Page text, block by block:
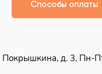
Способы оплаты
д. 3, Пн-